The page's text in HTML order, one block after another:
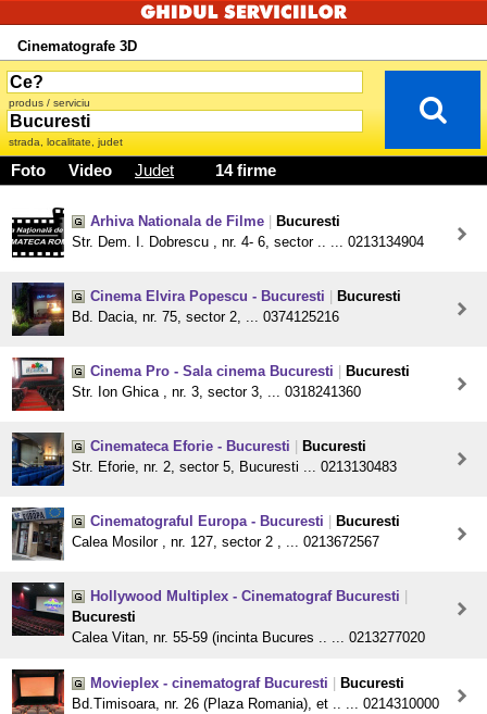
Cinematografe 3D
produs / serviciu
strada, localitate, judet
Foto Video Judet 14 firme
Arhiva Nationala de Filme
Bucuresti
Str. Dem. I. Dobrescu , nr. 4- 6, sector .. ... 0213134904
Cinema Elvira Popescu - Bucuresti
Bucuresti
Bd. Dacia, nr. 75, sector 2, ... 0374125216
Cinema Pro - Sala cinema Bucuresti
Bucuresti
Str. Ion Ghica , nr. 3, sector 3, ... 0318241360
Cinemateca Eforie - Bucuresti
Bucuresti
Str. Eforie, nr. 2, sector 5, Bucuresti ... 0213130483
Cinematograful Europa - Bucuresti
Bucuresti
Calea Mosilor , nr. 127, sector 2 , ... 0213672567
Hollywood Multiplex - Cinematograf Bucuresti
Bucuresti
Calea Vitan, nr. 55-59 (incinta Bucures .. ... 0213277020
Movieplex - cinematograf Bucuresti
Bucuresti
Bd.Timisoara, nr. 26 (Plaza Romania), et .. ... 0214310000